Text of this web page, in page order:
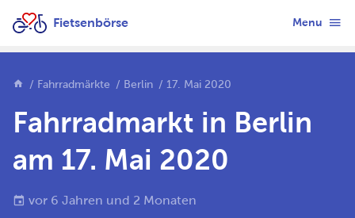
Fietsenbörse Menu
Fahrradmärkte Berlin 17. Mai 2020
Fahrradmarkt in Berlin
am 17. Mai 2020
vor 6 Jahren und 2 Monaten